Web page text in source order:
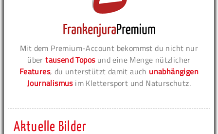
Mit dem Premium-Account bekommst du nicht nur
übertausend Toposund eine Menge nützlicher
Features, du unterstützt damit auch unabhängigen
Journalismusim Klettersport und Naturschutz.
Aktuelle Bilder